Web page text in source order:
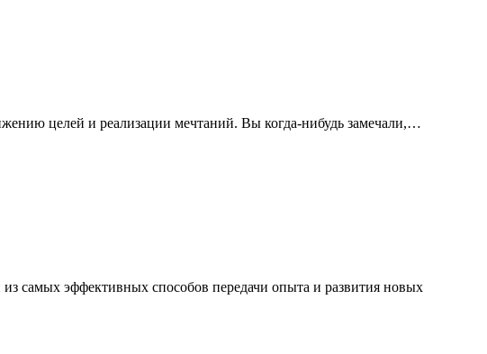
целей и реализации мечтаний. Вы когда-нибудь замечали,…
самых эффективных способов передачи опыта и развития новых